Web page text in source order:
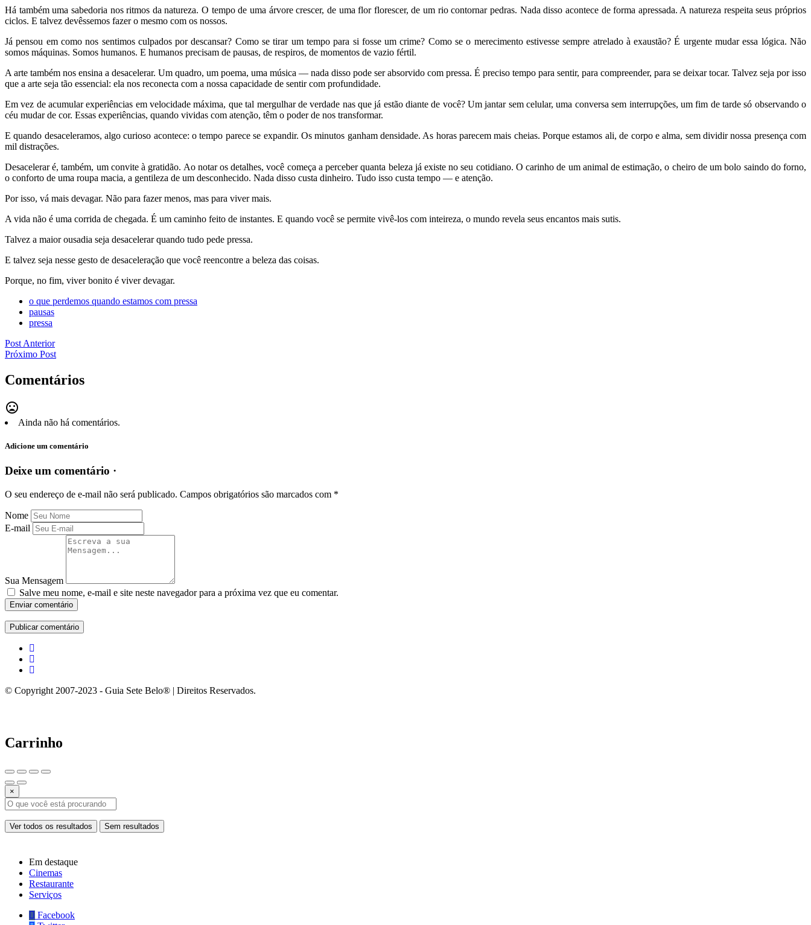
Há também uma sabedoria nos ritmos da natureza. O tempo de uma árvore crescer, de uma flor florescer, de um rio contornar pedras. Nada disso acontece de forma apressada. A natureza respeita seus próprios
ciclos. E talvez devêssemos fazer o mesmo com os nossos.
Já pensou em como nos sentimos culpados por descansar? Como se tirar um tempo para si fosse um crime? Como se o merecimento estivesse sempre atrelado à exaustão? É urgente mudar essa lógica. Não
somos máquinas. Somos humanos. E humanos precisam de pausas, de respiros, de momentos de vazio fértil.
A arte também nos ensina a desacelerar. Um quadro, um poema, uma música — nada disso pode ser absorvido com pressa. É preciso tempo para sentir, para compreender, para se deixar tocar. Talvez seja por isso
que a arte seja tão essencial: ela nos reconecta com a nossa capacidade de sentir com profundidade.
Em vez de acumular experiências em velocidade máxima, que tal mergulhar de verdade nas que já estão diante de você? Um jantar sem celular, uma conversa sem interrupções, um fim de tarde só observando o
céu mudar de cor. Essas experiências, quando vividas com atenção, têm o poder de nos transformar.
E quando desaceleramos, algo curioso acontece: o tempo parece se expandir. Os minutos ganham densidade. As horas parecem mais cheias. Porque estamos ali, de corpo e alma, sem dividir nossa presença com
mil distrações.
Desacelerar é, também, um convite à gratidão. Ao notar os detalhes, você começa a perceber quanta beleza já existe no seu cotidiano. O carinho de um animal de estimação, o cheiro de um bolo saindo do forno,
o conforto de uma roupa macia, a gentileza de um desconhecido. Nada disso custa dinheiro. Tudo isso custa tempo — e atenção.
Por isso, vá mais devagar. Não para fazer menos, mas para viver mais.
A vida não é uma corrida de chegada. É um caminho feito de instantes. E quando você se permite vivê-los com inteireza, o mundo revela seus encantos mais sutis.
Talvez a maior ousadia seja desacelerar quando tudo pede pressa.
E talvez seja nesse gesto de desaceleração que você reencontre a beleza das coisas.
Porque, no fim, viver bonito é viver devagar.
o que perdemos quando estamos com pressa
pausas
pressa
Post Anterior
Próximo Post
Comentários
mood_bad
Ainda não há comentários.
Adicione um comentário
Deixe um comentário ·
O seu endereço de e-mail não será publicado. Campos obrigatórios são marcados com *
Nome
E-mail
Sua Mensagem
Salve meu nome, e-mail e site neste navegador para a próxima vez que eu comentar.
Enviar comentário
© Copyright 2007-2023 - Guia Sete Belo® | Direitos Reservados.
Carrinho
×
Ver todos os resultados Sem resultados
Em destaque
Cinemas
Restaurante
Serviços
Facebook